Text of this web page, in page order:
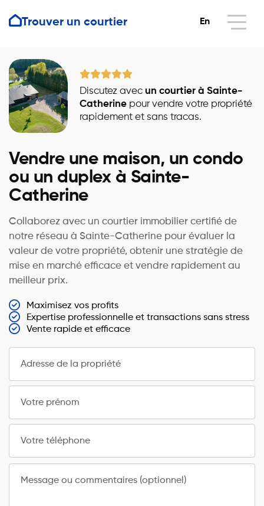
Trouver un courtier En
Discutez avec un courtier à Sainte-
Catherine pour vendre votre propriété
rapidement et sans tracas.
Vendre une maison, un condo
ou un duplex à Sainte-
Catherine
Collaborez avec un courtier immobilier certifié de
notre réseau à Sainte-Catherine pour évaluer la
valeur de votre propriété, obtenir une stratégie de
mise en marché efficace et vendre rapidement au
meilleur prix.
Maximisez vos profits
Expertise professionnelle et transactions sans stress
Vente rapide et efficace
Adresse de la propriété
Votre prénom
Votre téléphone
Message ou commentaires (optionnel)